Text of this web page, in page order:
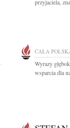
przyjaciela,
CAŁA
Wyrazy
wsparcia dla